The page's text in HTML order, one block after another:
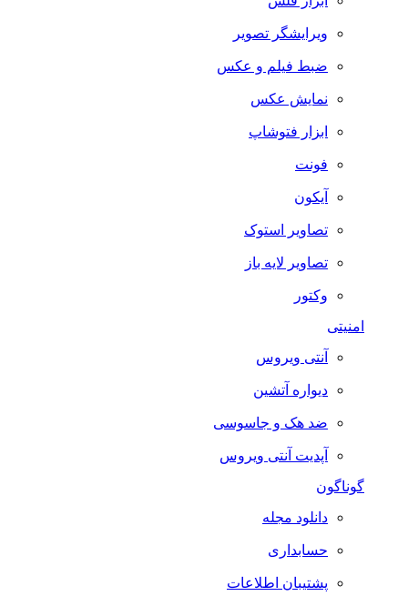
ویرایشگر تصویر
ضبط فيلم و عكس
نمایش عکس
ابزار فتوشاپ
فونت
آیکون
تصاویر استوک
تصاویر لایه باز
وکتور
امنیتی
آنتی ویروس
دیواره آتشین
ضد هک و جاسوسی
آپدیت آنتی ویروس
گوناگون
دانلود مجله
حسابداری
پشتیبان اطلاعات